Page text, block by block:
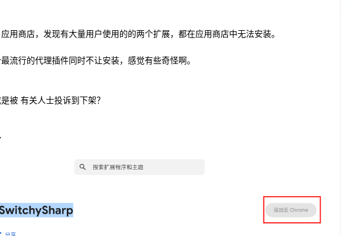
用商店，发现有大量用户使用的的两个扩展，都在应用商店中无法安装。
流行的代理插件同时不让安装，感觉有些奇怪啊。
被 有关人士投诉到下架？